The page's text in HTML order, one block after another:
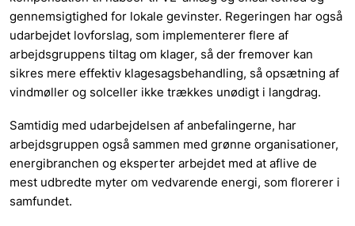
gennemsigtighed for lokale gevinster. Regeringen har også
udarbejdet lovforslag, som implementerer flere af
arbejdsgruppens tiltag om klager, så der fremover kan
sikres mere effektiv klagesagsbehandling, så opsætning af
vindmøller og solceller ikke trækkes unødigt i langdrag.
Samtidig med udarbejdelsen af anbefalingerne, har
arbejdsgruppen også sammen med grønne organisationer,
energibranchen og eksperter arbejdet med at aflive de
mest udbredte myter om vedvarende energi, som florerer i
samfundet.